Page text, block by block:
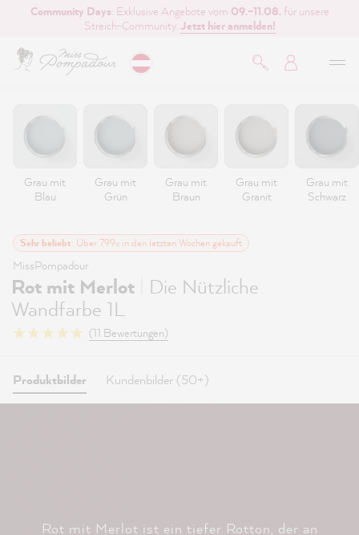
springen
Community Days: Exklusive Angebote vom 09.–11.08. für unsere
Streich-Community. Jetzt hier anmelden!
Grau mit
Blau
Grau mit
Grün
Grau mit
Braun
Grau mit
Granit
Grau mit
Schwarz
Sehr beliebt: Über 799x in den letzten Wochen gekauft
MissPompadour
Rot mit Merlot
Die Nützliche
Wandfarbe 1L
(11 Bewertungen)
Produktbilder Kundenbilder (50+)
Rot mit Merlot ist ein tiefer Rotton, der an